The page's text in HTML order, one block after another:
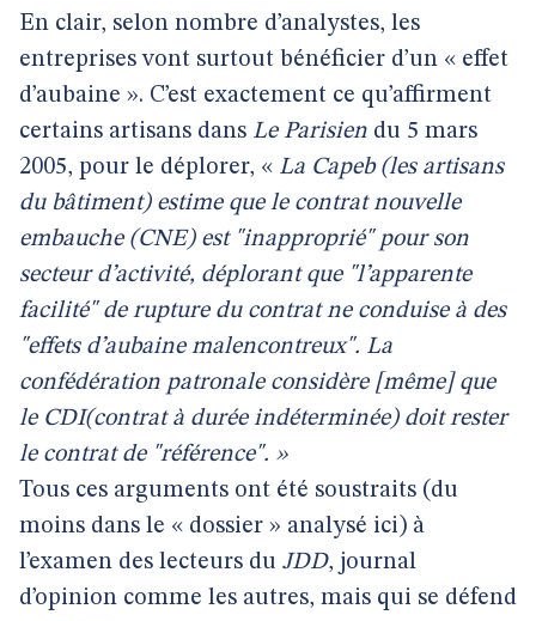
En clair, selon nombre d’analystes, les
entreprises vont surtout bénéficier d’un « effet
d’aubaine ». C’est exactement ce qu’affirment
certains artisans dans Le Parisien du 5 mars
2005, pour le déplorer, « La Capeb (les artisans
du bâtiment) estime que le contrat nouvelle
embauche (CNE) est "inapproprié" pour son
secteur d’activité, déplorant que "l’apparente
facilité" de rupture du contrat ne conduise à des
"effets d’aubaine malencontreux". La
confédération patronale considère [même] que
le CDI(contrat à durée indéterminée) doit rester
le contrat de "référence". »
Tous ces arguments ont été soustraits (du
moins dans le « dossier » analysé ici) à
l’examen des lecteurs du JDD, journal
d’opinion comme les autres, mais qui se défend